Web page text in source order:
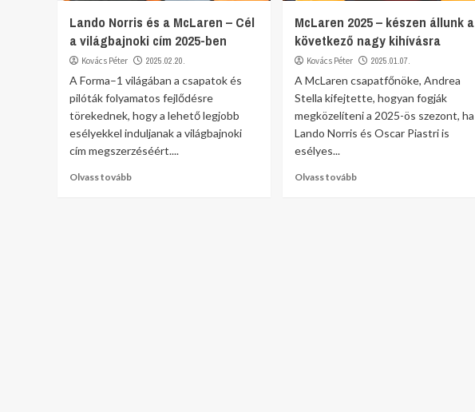
Lando Norris és a McLaren – Cél
a világbajnoki cím 2025-ben
Kovács Péter 2025.02.20.
A Forma–1 világában a csapatok és
pilóták folyamatos fejlődésre
törekednek, hogy a lehető legjobb
esélyekkel induljanak a világbajnoki
cím megszerzéséért....
Olvass tovább
McLaren 2025 – készen állunk a
következő nagy kihívásra
Kovács Péter 2025.01.07.
A McLaren csapatfőnöke, Andrea
Stella kifejtette, hogyan fogják
megközelíteni a 2025-ös szezont, ha
Lando Norris és Oscar Piastri is
esélyes...
Olvass tovább